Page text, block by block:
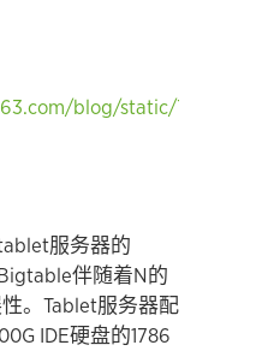
blog/static/
服务器的
伴随着N的
。Tablet服务器配
IDE硬盘的1786